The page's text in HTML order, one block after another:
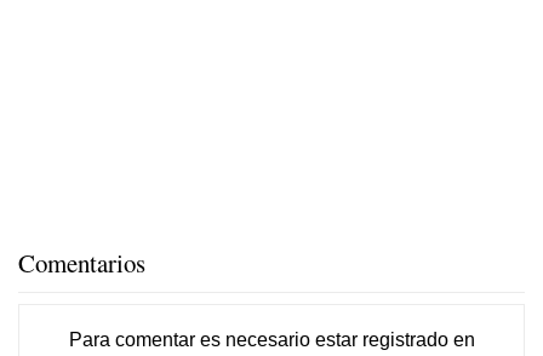
Comentarios
Para comentar es necesario estar registradoen